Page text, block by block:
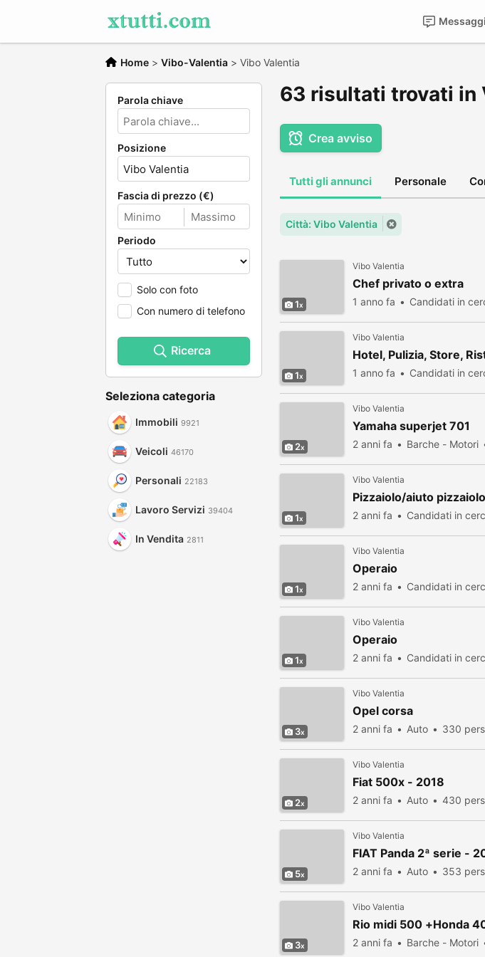
Messaggi
Home > Vibo-Valentia > Vibo Valentia
Parola chiave
Posizione
Fascia di prezzo (€)
Periodo
Solo con foto
Con numero di telefono
Ricerca
Seleziona categoria
Immobili 9921
Veicoli 46170
Personali 22183
Lavoro Servizi 39404
In Vendita 2811
63 risultati trovati in
Crea avviso
Tutti gli annunci Personale
Città: Vibo Valentia
1
Vibo Valentia
Chef privato o extra
1 anno fa Candidati in
1
Vibo Valentia
Hotel, Pulizia, Store,
1 anno fa Candidati in
2
Vibo Valentia
Yamaha superjet 701
2 anni fa Barche - Motori
1
Vibo Valentia
Pizzaiolo/aiuto pizzaiolo
2 anni fa Candidati in
1
Vibo Valentia
Operaio
2 anni fa Candidati in
1
Vibo Valentia
Operaio
2 anni fa Candidati in
3
Vibo Valentia
Opel corsa
2 anni fa Auto 330
2
Vibo Valentia
Fiat 500x - 2018
2 anni fa Auto 430
5
Vibo Valentia
FIAT Panda 2ª serie -
2 anni fa Auto 353
3
Vibo Valentia
Rio midi 500 +Honda
2 anni fa Barche - Motori